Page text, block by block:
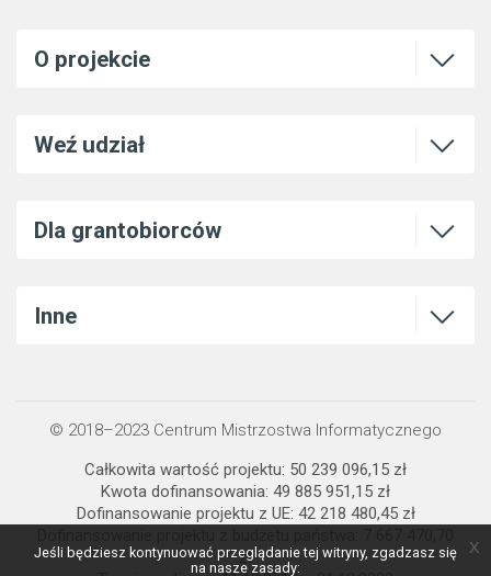
O projekcie Otwórz
Weź udział Otwórz
Dla grantobiorców Otwórz
Inne Otwórz
© 2018–2023 Centrum Mistrzostwa Informatycznego
Całkowita wartość projektu: 50 239 096,15 zł
Kwota dofinansowania: 49 885 951,15 zł
Dofinansowanie projektu z UE: 42 218 480,45 zł
zł
Jeśli będziesz kontynuować przeglądanie tej witryny, zgadzasz się
na nasze zasady:
x